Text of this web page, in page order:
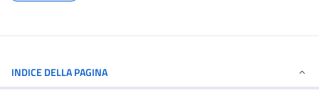
INDICE DELLA PAGINA